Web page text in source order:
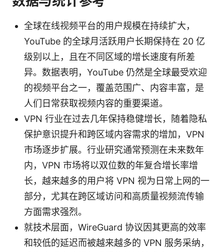
全球在线视频平台的用户规模在持续扩大，
YouTube 的全球月活跃用户长期保持在 20 亿
级别以上，且在不同区域的增长速度有所差
异。数据表明，YouTube 仍然是全球最受欢迎
的视频平台之一，覆盖范围广、内容丰富，是
人们日常获取视频内容的重要渠道。
VPN 行业在过去几年保持稳健增长，随着隐私
保护意识提升和跨区域内容需求的增加，VPN
市场逐步扩展。行业研究通常预测在未来数年
内，VPN 市场将以双位数的年复合增长率增
长，越来越多的用户将 VPN 视为日常上网的一
部分，尤其在跨区域访问和高质量视频流传输
方面需求强烈。
就技术层面，WireGuard 协议因其更高的效率
和较低的延迟而被越来越多的 VPN 服务采纳，